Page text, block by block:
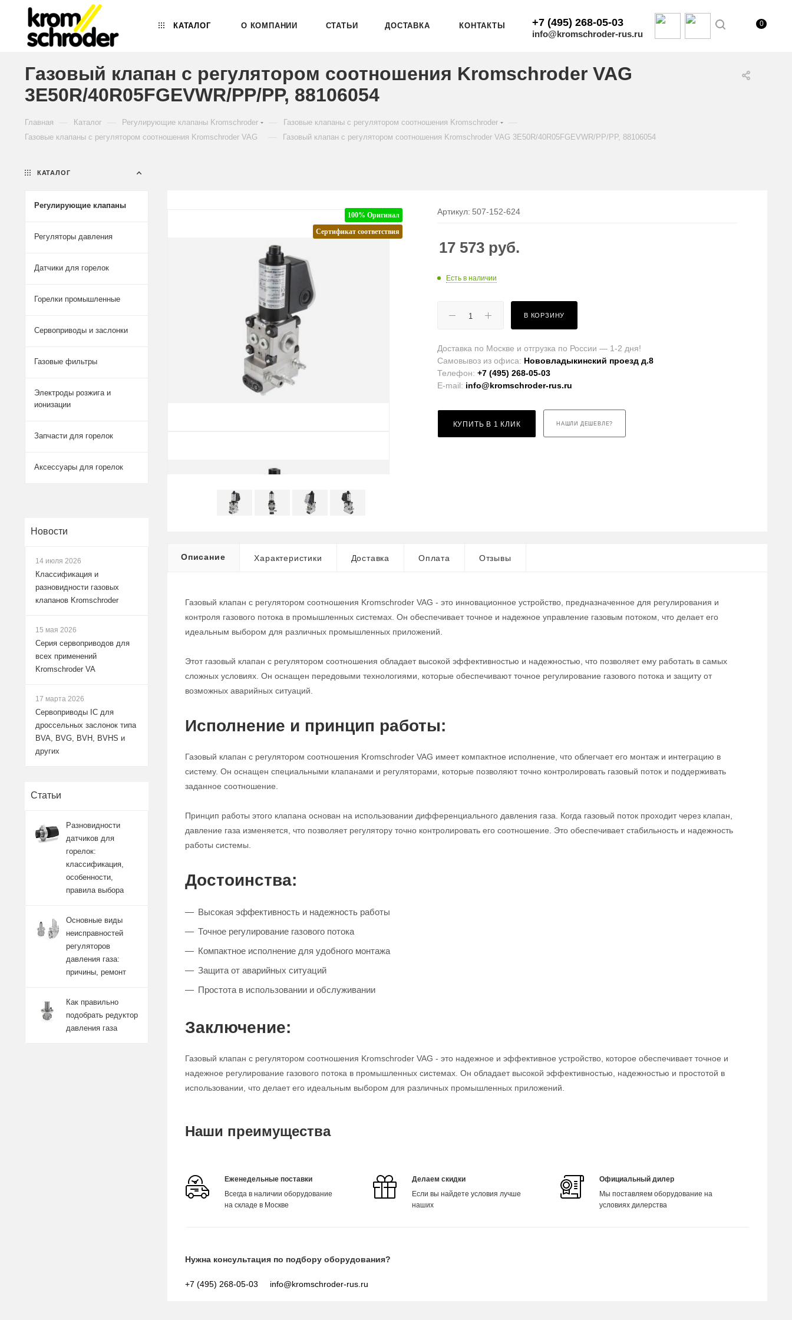
КАТАЛОГ О КОМПАНИИ СТАТЬИ ДОСТАВКА КОНТАКТЫ +7 (495) 268-05-03
info@kromschroder-rus.ru
0
Газовый клапан с регулятором соотношения Kromschroder VAG
3E50R/40R05FGEVWR/PP/PP, 88106054
Главная Каталог Регулирующие клапаны Kromschroder Газовые клапаны с регулятором соотношения Kromschroder
Газовые клапаны с регулятором соотношения Kromschroder VAG Газовый клапан с регулятором соотношения Kromschroder VAG 3E50R/40R05FGEVWR/PP/PP, 88106054
100% Оригинал
Сертификат соответствия
Артикул: 507-152-624
17 573 руб.
Есть в наличии
В КОРЗИНУ
Доставка по Москве и отгрузка по России — 1-2 дня!
Самовывоз из офиса: Нововладыкинский проезд д.8
Телефон:+7 (495) 268-05-03
E-mail: info@kromschroder-rus.ru
КУПИТЬ В 1 КЛИК НАШЛИ ДЕШЕВЛЕ?
Описание Характеристики Доставка Оплата Отзывы
Газовый клапан с регулятором соотношения Kromschroder VAG - это инновационное устройство, предназначенное для регулирования и
контроля газового потока в промышленных системах. Он обеспечивает точное и надежное управление газовым потоком, что делает его
идеальным выбором для различных промышленных приложений.
Этот газовый клапан с регулятором соотношения обладает высокой эффективностью и надежностью, что позволяет ему работать в самых
сложных условиях. Он оснащен передовыми технологиями, которые обеспечивают точное регулирование газового потока и защиту от
возможных аварийных ситуаций.
Исполнение и принцип работы:
Газовый клапан с регулятором соотношения Kromschroder VAG имеет компактное исполнение, что облегчает его монтаж и интеграцию в
систему. Он оснащен специальными клапанами и регуляторами, которые позволяют точно контролировать газовый поток и поддерживать
заданное соотношение.
Принцип работы этого клапана основан на использовании дифференциального давления газа. Когда газовый поток проходит через клапан,
давление газа изменяется, что позволяет регулятору точно контролировать его соотношение. Это обеспечивает стабильность и надежность
работы системы.
Достоинства:
Высокая эффективность и надежность работы
Точное регулирование газового потока
Компактное исполнение для удобного монтажа
Защита от аварийных ситуаций
Простота в использовании и обслуживании
Заключение:
Газовый клапан с регулятором соотношения Kromschroder VAG - это надежное и эффективное устройство, которое обеспечивает точное и
надежное регулирование газового потока в промышленных системах. Он обладает высокой эффективностью, надежностью и простотой в
использовании, что делает его идеальным выбором для различных промышленных приложений.
Наши преимущества
Еженедельные поставки
Всегда в наличии оборудование
на складе в Москве
Делаем скидки
Если вы найдете условия лучше
наших
Официальный дилер
Мы поставляем оборудование на
условиях дилерства
Нужна консультация по подбору оборудования?
+7 (495) 268-05-03 info@kromschroder-rus.ru
КАТАЛОГ
Регулирующие клапаны
Регуляторы давления
Датчики для горелок
Горелки промышленные
Сервоприводы и заслонки
Газовые фильтры
Электроды розжига и
ионизации
Запчасти для горелок
Аксессуары для горелок
Новости
14 июля 2026
Классификация и
разновидности газовых
клапанов Kromschroder
15 мая 2026
Серия сервоприводов для
всех применений
Kromschroder VA
17 марта 2026
Сервоприводы IC для
дроссельных заслонок типа
BVA, BVG, BVH, BVHS и
других
Статьи
Разновидности
датчиков для
горелок:
классификация,
особенности,
правила выбора
Основные виды
неисправностей
регуляторов
давления газа:
причины, ремонт
Как правильно
подобрать редуктор
давления газа